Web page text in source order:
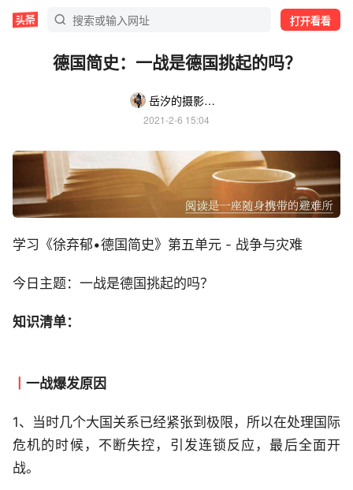
打开看看
德国简史：一战是德国挑起的吗？
岳汐的摄影时光
2021-2-6 15:04
学习《徐弃郁•德国简史》第五单元 - 战争与灾难
今日主题：一战是德国挑起的吗？
知识清单：
一战爆发原因
1、当时几个大国关系已经紧张到极限，所以在处理国际
危机的时候，不断失控，引发连锁反应，最后全面开
战。